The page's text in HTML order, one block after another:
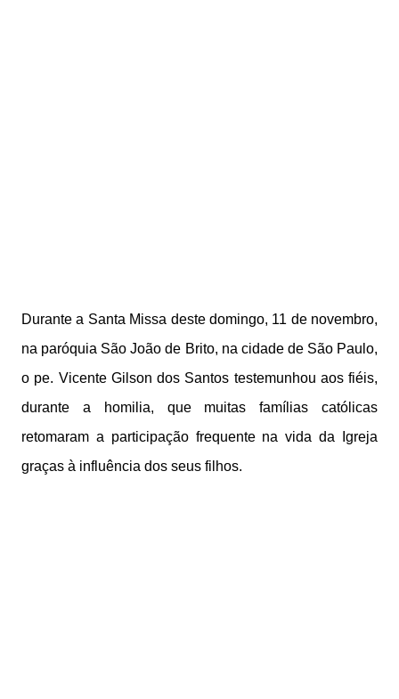
Durante a Santa Missa deste domingo, 11 de novembro,
na paróquia São João de Brito, na cidade de São Paulo,
o pe. Vicente Gilson dos Santos testemunhou aos fiéis,
durante a homilia, que muitas famílias católicas
retomaram a participação frequente na vida da Igreja
graças à influência dos seus filhos.